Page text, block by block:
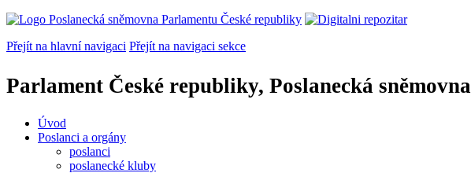
Přejít na hlavní navigaci Přejít na navigaci sekce
Parlament České republiky, Poslanecká sněmovna
Úvod
Poslanci a orgány
poslanci
poslanecké kluby